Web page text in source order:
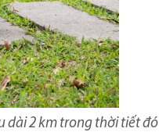
dài 2 km trong thời tiết đó